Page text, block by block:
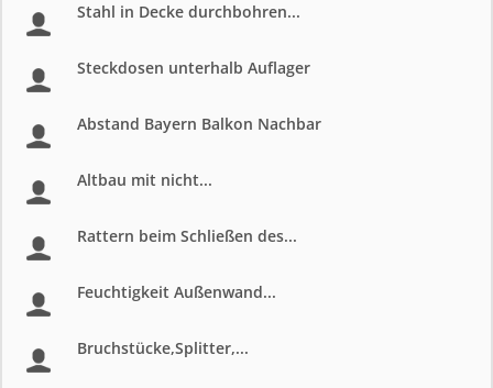
Stahl in Decke durchbohren...
Steckdosen unterhalb Auflager
Abstand Bayern Balkon Nachbar
Altbau mit nicht...
Rattern beim Schließen des...
Feuchtigkeit Außenwand...
Bruchstücke,Splitter,...